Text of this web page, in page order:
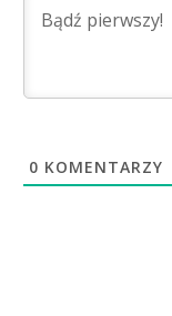
0 KOMENTARZY